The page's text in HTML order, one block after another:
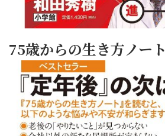
75歳からの生き方ノート